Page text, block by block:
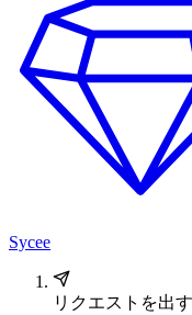
Sycee
リクエストを出す